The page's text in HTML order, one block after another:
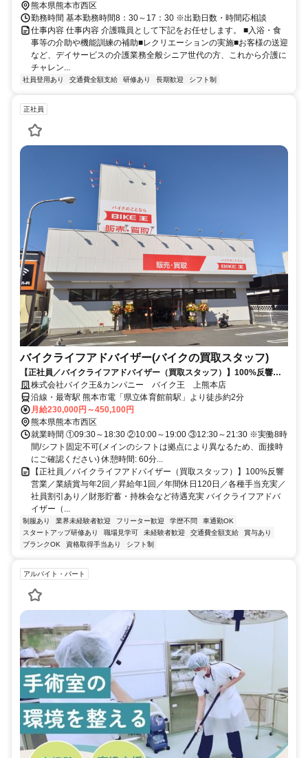
熊本県熊本市西区
勤務時間 基本勤務時間8：30～17：30 ※出勤日数・時間応相談
仕事内容 仕事内容 介護職員として下記をお任せします。 ■入浴・食
事等の介助や機能訓練の補助■レクリエーションの実施■お客様の送迎
など、デイサービスの介護業務全般シニア世代の方、これから介護に
チャレン...
社員登用あり 交通費全額支給 研修あり 長期歓迎 シフト制
正社員
バイクライフアドバイザー(バイクの買取スタッフ)
【正社員／バイクライフアドバイザー（買取スタッフ）】100%反響営
業／業績賞与年2回／昇給年1回／年間休日120日／各種手当充実／社員
割引あり／財形貯蓄・持株会など待遇充実
株式会社バイク王&カンパニー バイク王 上熊本店
沿線・最寄駅 熊本市電「県立体育館前駅」より徒歩約2分
月給230,000円～450,100円
熊本県熊本市西区
就業時間 ①09:30～18:30 ②10:00～19:00 ③12:30～21:30 ※実働8時
間/シフト固定不可(メインのシフトは拠点により異なるため、面接時
にご確認ください) 休憩時間: 60分...
【正社員／バイクライフアドバイザー（買取スタッフ）】100%反響
営業／業績賞与年2回／昇給年1回／年間休日120日／各種手当充実／
社員割引あり／財形貯蓄・持株会など待遇充実 バイクライフアドバ
イザー（...
制服あり 業界未経験者歓迎 フリーター歓迎 学歴不問
車通勤OK
スタートアップ研修あり
職場見学可 未経験者歓迎 交通費全額支給
賞与あり
ブランクOK
資格取得手当あり シフト制
アルバイト・パート